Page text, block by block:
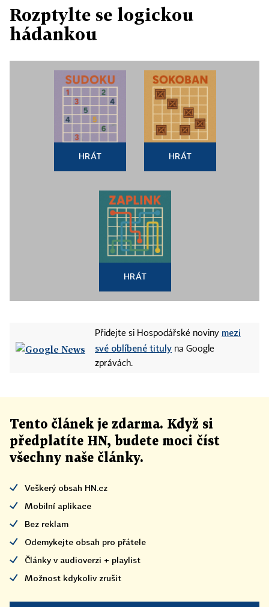
Rozptylte se logickou
hádankou
HRÁT HRÁT
HRÁT
Přidejte si Hospodářské noviny mezi
své oblíbené tituly na Google
zprávách.
Tento článek je zdarma. Když si
předplatíte HN, budete moci číst
všechny naše články.
Veškerý obsah HN.cz
Mobilní aplikace
Bez reklam
Odemykejte obsah pro přátele
Články v audioverzi + playlist
Možnost kdykoliv zrušit